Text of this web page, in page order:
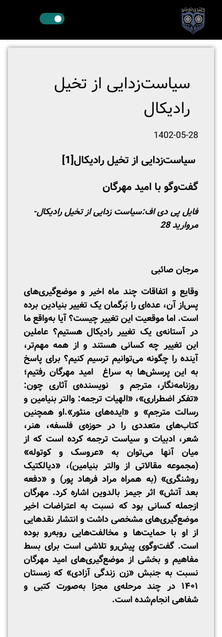
سیاست‌زدایی از تخیل
رادیکال
1402-05-28
سیاست‌زدایی از تخیل رادیکال[1]
گفت‌وگو با امید مهرگان
فایل پی دی اف:سیاست زدایی از تخیل رادیکال-
مروارید 28
مرجان صائبی
وقایع و اتفاقات چند ماه اخیر و موضع‌گیری‌های
پس‌از آن، عده‌ای را بَرگمان یک تغییر بنیادین برده
است. اما موقعیت این تغییر چیست؟ آیا به‌واقع ما
در آستانه‌ی یک تغییر رادیکال هستیم؟ عاملین
این تغییر چه کسانی هستند و از همه مهم‌تر،
آینده را چگونه می‌توانیم ترسیم کنیم؟ برای پاسخ
به این پرسش‌ها به سراغ امید مهرگان رفتیم؛
روزنامه‌نگار، مترجم و نویسنده‌ی آثاری چون:
«تفکر اضطراری»، «الهیات ترجمه: والتر بنیامین و
رسالت مترجم» و «ایده‌های منثور».او همچنین
کتاب‌های متعددی را در حوزه‌ی فلسفه، هنر،
شعر، ادبیات و سیاست ترجمه کرده است که از
میان آنها می‌توان به «عروسک و کوتوله»
(مجموعه مقالاتی از والتر بنیامین)، «دیالکتیک
روشنگری» (به همراه مراد فرهاد پور) و «دفعه
بعد آتش» اثر جیمز بالدوین اشاره کرد. مهرگان
ازجمله کسانی بود که نسبت به اعتراضات اخیر
موضع‌گیری‌های مشخصی داشت و انتشار نقدهایی
از او با حمایت‌ها و مخالفت‌هایی روبه‌رو بوده
است. گفت‌و‌گوی پیش‌رو تلاشی است برای بسط
مفاهیم و بخشی از موضع‌گیری‌های امید مهرگان
نسبت به جنبش «زن زندگی آزادی» که زمستان
۱۴۰۱ در چند مرحله‌ی مجزا به‌صورت کتبی و
شفاهی انجام‌شده است.